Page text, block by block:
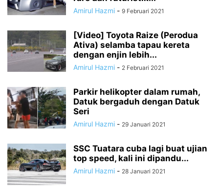
Amirul Hazmi - 9 Februari 2021
[Video] Toyota Raize (Perodua
Ativa) selamba tapau kereta
dengan enjin lebih...
Amirul Hazmi - 2 Februari 2021
Parkir helikopter dalam rumah,
Datuk bergaduh dengan Datuk
Seri
Amirul Hazmi - 29 Januari 2021
SSC Tuatara cuba lagi buat ujian
top speed, kali ini dipandu...
Amirul Hazmi - 28 Januari 2021